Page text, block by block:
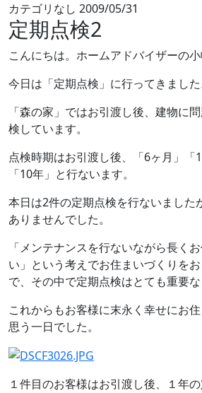
カテゴリなし 2009/05/31
定期点検2
こんにちは。ホームアドバイザーの小
今日は「定期点検」に行ってきました
「森の家」ではお引渡し後、建物に
検しています。
点検時期はお引渡し後、「6ヶ月」「
「10年」と行ないます。
本日は2件の定期点検を行ないました
ありませんでした。
「メンテナンスを行ないながら長く
い」という考えでお住まいづくりを
で、その中で定期点検はとても重要な
これからもお客様に末永く幸せにお
思う一日でした。
１件目のお客様はお引渡し後、１年の